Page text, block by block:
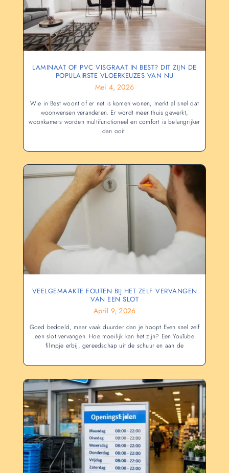
LAMINAAT OF PVC VISGRAAT IN BEST? DIT ZIJN DE
POPULAIRSTE VLOERKEUZES VAN NU
Mei 4, 2026
Wie in Best woont of er net is komen wonen, merkt al snel dat
woonwensen veranderen. Er wordt meer thuis gewerkt,
woonkamers worden multifunctioneel en comfort is belangrijker
dan ooit.
VEELGEMAAKTE FOUTEN BIJ HET ZELF VERVANGEN
VAN EEN SLOT
April 9, 2026
Goed bedoeld, maar vaak duurder dan je hoopt Even snel zelf
een slot vervangen. Hoe moeilijk kan het zijn? Een YouTube
filmpje erbij, gereedschap uit de schuur en aan de